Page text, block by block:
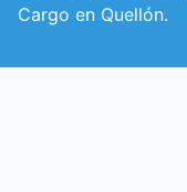
Cargo en Quellón.